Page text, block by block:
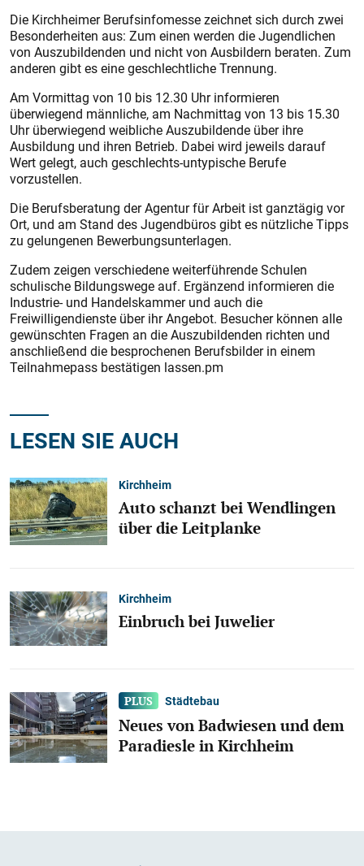
Die Kirchheimer Berufsinfomesse zeichnet sich durch zwei
Besonderheiten aus: Zum einen werden die Jugendlichen
von Auszubildenden und nicht von Ausbildern beraten. Zum
anderen gibt es eine geschlechtliche Trennung.
Am Vormittag von 10 bis 12.30 Uhr informieren
überwiegend männliche, am Nachmittag von 13 bis 15.30
Uhr überwiegend weibliche Auszubildende über ihre
Ausbildung und ihren Betrieb. Dabei wird jeweils darauf
Wert gelegt, auch geschlechts-untypische Berufe
vorzustellen.
Die Berufsberatung der Agentur für Arbeit ist ganztägig vor
Ort, und am Stand des Jugendbüros gibt es nützliche Tipps
zu gelungenen Bewerbungsunterlagen.
Zudem zeigen verschiedene weiterführende Schulen
schulische Bildungswege auf. Ergänzend informieren die
Industrie- und Handelskammer und auch die
Freiwilligendienste über ihr Angebot. Besucher können alle
gewünschten Fragen an die Auszubildenden richten und
anschließend die besprochenen Berufsbilder in einem
Teilnahmepass bestätigen lassen.pm
LESEN SIE AUCH
Kirchheim
Auto schanzt bei Wendlingen
über die Leitplanke
Kirchheim
Einbruch bei Juwelier
Städtebau
Neues von Badwiesen und dem
Paradiesle in Kirchheim